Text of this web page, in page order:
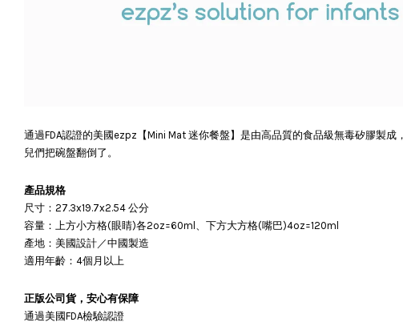
通過FDA認證的美國ezpz【Mini Mat 迷你餐盤】是由高品質的食品級無毒矽膠製
兒們把碗盤翻倒了。
產品規格
尺寸：27.3x19.7x2.54 公分
容量：上方小方格(眼睛)各2oz=60ml、下方大方格(嘴巴)4oz=120ml
產地：美國設計／中國製造
適用年齡：4個月以上
正版公司貨，安心有保障
通過美國FDA檢驗認證